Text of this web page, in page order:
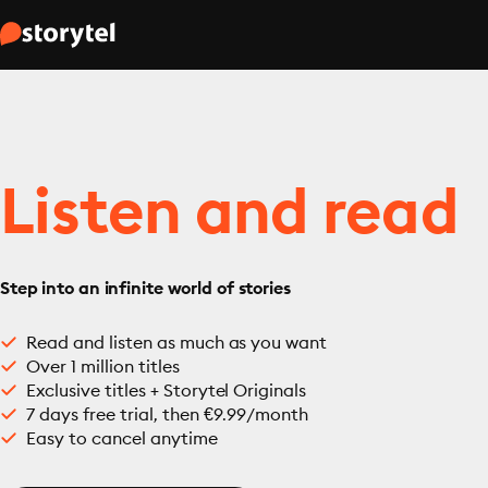
Listen and read
Step into an infinite world of stories
Read and listen as much as you want
Over 1 million titles
Exclusive titles + Storytel Originals
7 days free trial, then €9.99/month
Easy to cancel anytime